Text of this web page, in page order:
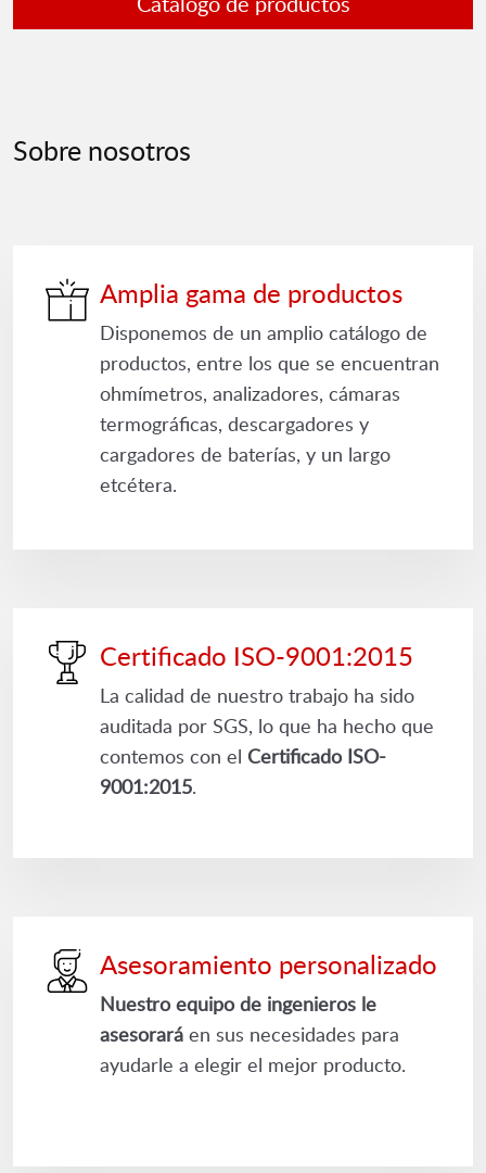
Sobre nosotros
Amplia gama de productos
Disponemos de un amplio catálogo de
productos, entre los que se encuentran
ohmímetros, analizadores, cámaras
termográficas, descargadores y
cargadores de baterías, y un largo
etcétera.
Certificado ISO-9001:2015
La calidad de nuestro trabajo ha sido
auditada por SGS, lo que ha hecho que
contemos con el Certificado ISO-
9001:2015.
Asesoramiento personalizado
Nuestro equipo de ingenieros le
asesorará en sus necesidades para
ayudarle a elegir el mejor producto.